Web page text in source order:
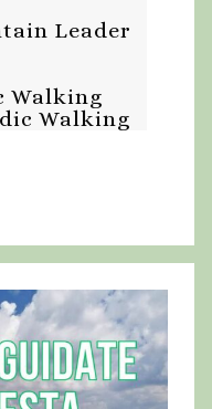
Leader
Walking
Walking